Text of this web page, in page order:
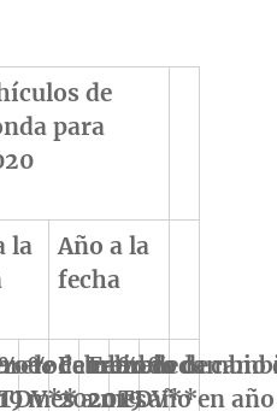
de
para
la
Año a la
fecha
de cambio de
% de cambio de
mes a mes
Febrero
2020
Febrero
2019
% de cambio
TDV**
% de
año en año